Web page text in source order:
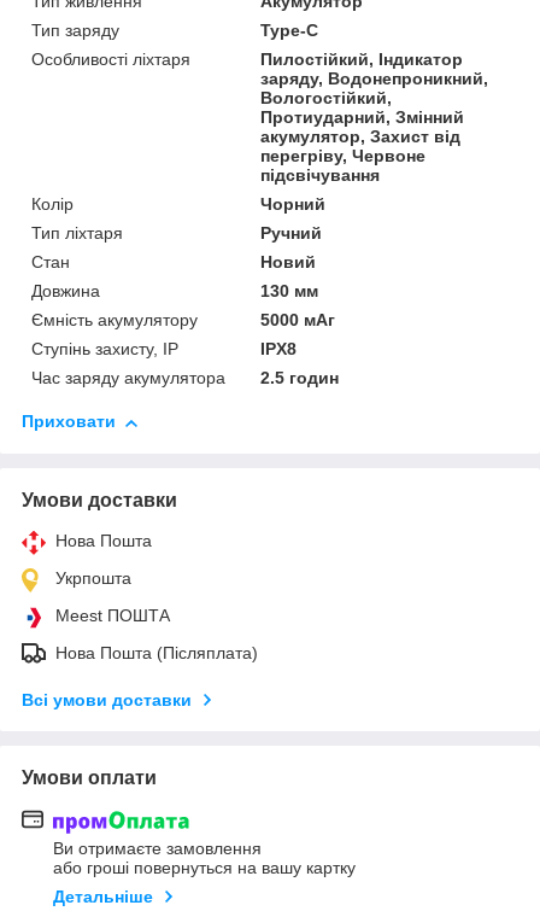
Тип заряду
Type-C
Особливості ліхтаря
Пилостійкий, Індикатор
заряду, Водонепроникний,
Вологостійкий,
Протиударний, Змінний
акумулятор, Захист від
перегріву, Червоне
підсвічування
Колір
Чорний
Тип ліхтаря
Ручний
Стан
Новий
Довжина
130 мм
Ємність акумулятору
5000 мАг
Ступінь захисту, IP
IPX8
Час заряду акумулятора
2.5 годин
Приховати
Умови доставки
Нова Пошта
Укрпошта
Meest ПОШТА
Нова Пошта (Післяплата)
Всі умови доставки
Умови оплати
Ви отримаєте замовлення
або гроші повернуться на вашу картку
Детальніше